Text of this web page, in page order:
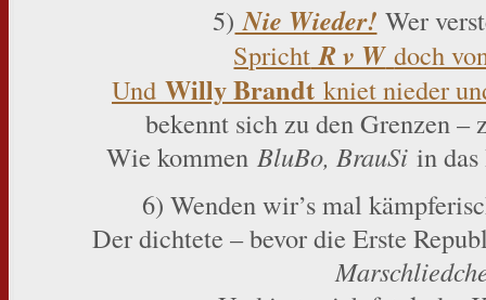
5) Nie Wieder! Wer
Spricht R v W doch
Und Willy Brandtkniet nieder
bekennt sich zu den Grenzen
Wie kommen BluBo, BrauSiin das
6) Wenden wir’s mal
Der dichtete – bevor die Erste